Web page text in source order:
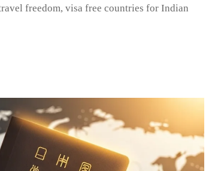
freedom, visa free countries for Indian